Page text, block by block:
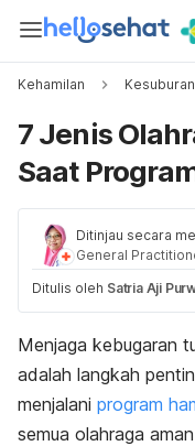
Kehamilan Kesuburan
7 Jenis
Saat
Ditinjau secara
General
Ditulis oleh Satria Aji
Menjaga kebugaran
adalah langkah
menjalani program
semua olahraga